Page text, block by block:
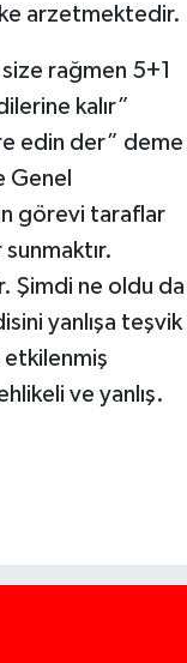
arzetmektedir.
rağmen 5+1
kalır”
edin der” deme
Genel
görevi taraflar
Şimdi ne oldu da
yanlışa teşvik
etkilenmiş
ve yanlış.